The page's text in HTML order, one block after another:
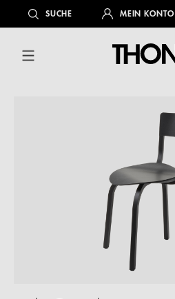
springenSUCHE MEIN KONTO